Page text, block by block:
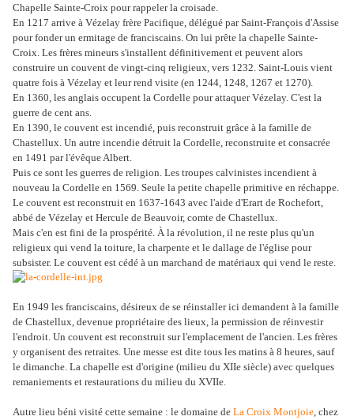
Chapelle Sainte-Croix pour rappeler la croisade.
En 1217 arrive à Vézelay frère Pacifique, délégué par Saint-François d'Assise
pour fonder un ermitage de franciscains. On lui prête la chapelle Sainte-
Croix. Les frères mineurs s'installent définitivement et peuvent alors
construire un couvent de vingt-cinq religieux, vers 1232. Saint-Louis vient
quatre fois à Vézelay et leur rend visite (en 1244, 1248, 1267 et 1270).
En 1360, les anglais occupent la Cordelle pour attaquer Vézelay. C'est la
guerre de cent ans.
En 1390, le couvent est incendié, puis reconstruit grâce à la famille de
Chastellux. Un autre incendie détruit la Cordelle, reconstruite et consacrée
en 1491 par l'évêque Albert.
Puis ce sont les guerres de religion. Les troupes calvinistes incendient à
nouveau la Cordelle en 1569. Seule la petite chapelle primitive en réchappe.
Le couvent est reconstruit en 1637-1643 avec l'aide d'Erart de Rochefort,
abbé de Vézelay et Hercule de Beauvoir, comte de Chastellux.
Mais c'en est fini de la prospérité. À la révolution, il ne reste plus qu'un
religieux qui vend la toiture, la charpente et le dallage de l'église pour
subsister. Le couvent est cédé à un marchand de matériaux qui vend le reste.
En 1949 les franciscains, désireux de se réinstaller ici demandent à la famille
de Chastellux, devenue propriétaire des lieux, la permission de réinvestir
l'endroit. Un couvent est reconstruit sur l'emplacement de l'ancien. Les frères
y organisent des retraites. Une messe est dite tous les matins à 8 heures, sauf
le dimanche. La chapelle est d'origine (milieu du XIIe siècle) avec quelques
remaniements et restaurations du milieu du XVIIe.
Autre lieu béni visité cette semaine : le domaine de La Croix Montjoie, chez